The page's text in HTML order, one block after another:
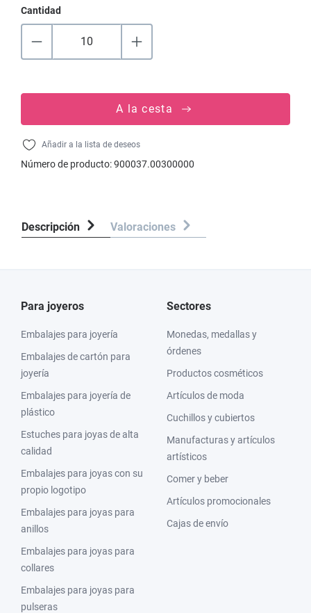
Cantidad
A la cesta
Añadir a la lista de deseos
Número de producto:900037.00300000
Descripción Valoraciones
Para joyeros
Embalajes para joyería
Embalajes de cartón para
joyería
Embalajes para joyería de
plástico
Estuches para joyas de alta
calidad
Embalajes para joyas con su
propio logotipo
Embalajes para joyas para
anillos
Embalajes para joyas para
collares
Embalajes para joyas para
pulseras
Sectores
Monedas, medallas y
órdenes
Productos cosméticos
Artículos de moda
Cuchillos y cubiertos
Manufacturas y artículos
artísticos
Comer y beber
Artículos promocionales
Cajas de envío